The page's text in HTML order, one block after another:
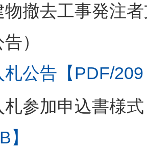
物撤去工事発注
）
札公告【PDF/
札参加申込書様式
】